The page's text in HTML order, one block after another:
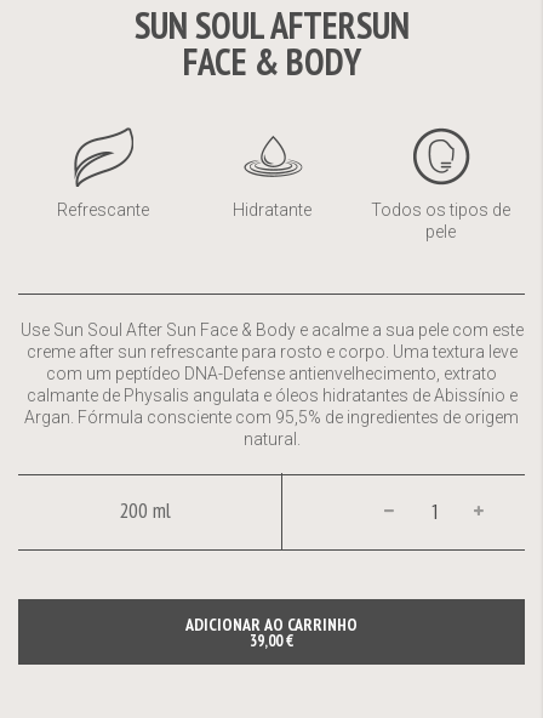
SUN SOUL AFTERSUN
FACE & BODY
Refrescante Hidratante
Todos os tipos de
pele
Use Sun Soul After Sun Face & Body e acalme a sua pele com este
creme after sun refrescante para rosto e corpo. Uma textura leve
com um peptídeo DNA-Defense antienvelhecimento, extrato
calmante de Physalis angulata e óleos hidratantes de Abissínio e
Argan. Fórmula consciente com 95,5% de ingredientes de origem
natural.
ADICIONAR AO CARRINHO
39,00 €
200 ml